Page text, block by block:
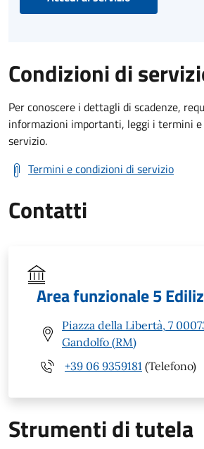
Condizioni di
Per conoscere i dettagli di scadenze,
informazioni importanti, leggi i termini e
servizio.
Termini e condizioni di servizio
Contatti
Area funzionale 5
Piazza della Libertà, 7
Gandolfo (RM)
+39 06 9359181 (Telefono)
Strumenti di tutela